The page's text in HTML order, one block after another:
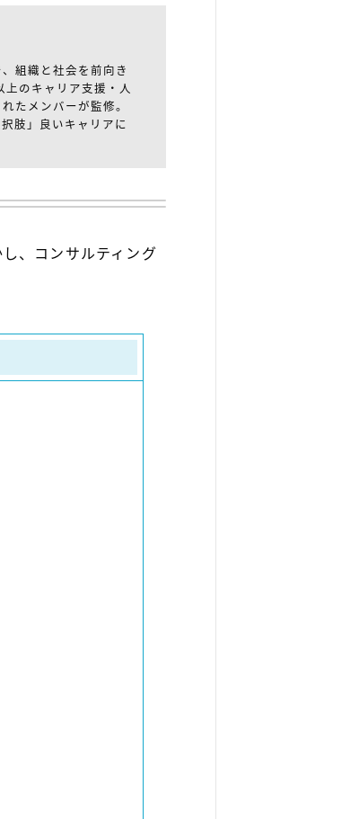
組織と社会を前向き
のキャリア支援・人
たメンバーが監修。
肢」良いキャリアに
、コンサルティング